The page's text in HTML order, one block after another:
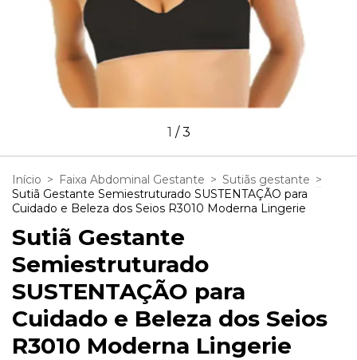
1 /3
Início > Faixa Abdominal Gestante > Sutiãs gestante >
Sutiã Gestante Semiestruturado SUSTENTAÇÃO para
Cuidado e Beleza dos Seios R3010 Moderna Lingerie
Sutiã Gestante
Semiestruturado
SUSTENTAÇÃO para
Cuidado e Beleza dos Seios
R3010 Moderna Lingerie